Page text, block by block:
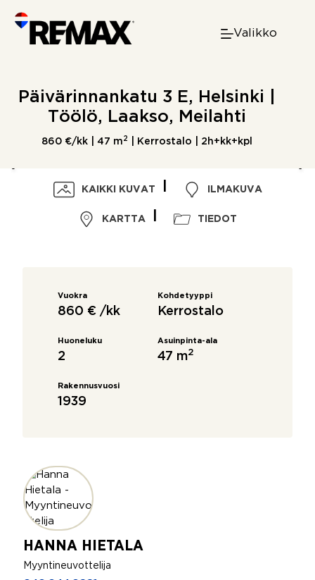
content
Valikko
Päivärinnankatu 3 E, Helsinki |
Töölö, Laakso, Meilahti
860 €/kk | 47 m 2 | Kerrostalo | 2h+kk+kpl
KAIKKI KUVAT ILMAKUVA
KARTTA TIEDOT
Vuokra
860 € /kk
Kohdetyyppi
Kerrostalo
Huoneluku
2
Asuinpinta-ala
47 m2
Rakennusvuosi
1939
HANNA HIETALA
Myyntineuvottelija